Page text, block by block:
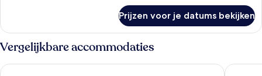
laden
Room
With
Marina
View
Prijzen voor je datums bekijken
Vergelijkbare accommodaties
Millennium Place Marina Rove